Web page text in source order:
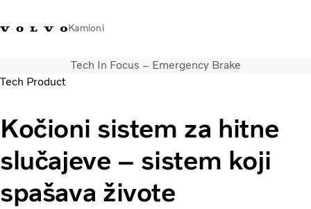
Kamioni
Volvo Trucks Bosna i
Hercegovina - Kontakti
Prodavaonica Volvo Trucks
Prijava
Transportna rješenja
Kampanje
Lokator distributera
Tech In Focus – Emergency Brake
Tech Product
Kočioni sistem za hitne
slučajeve – sistem koji
spašava živote